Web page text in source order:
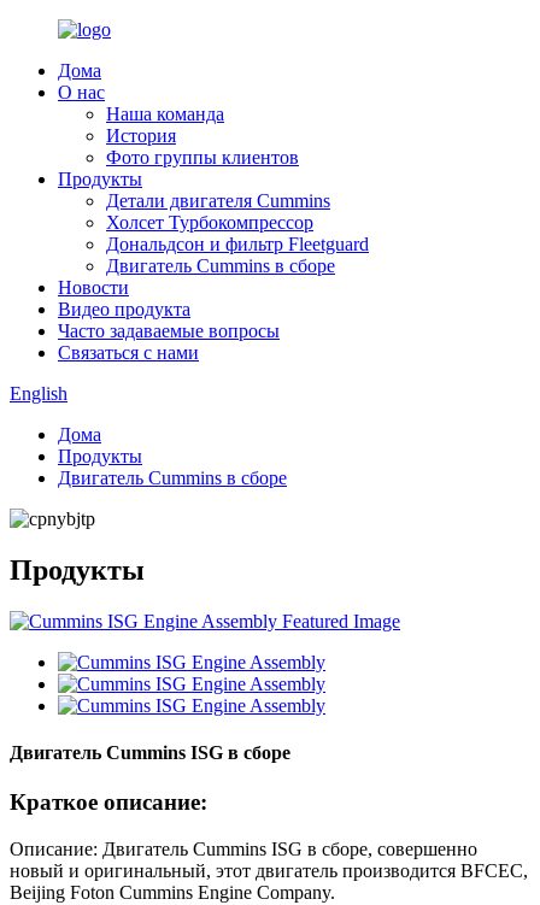
Дома
О нас
Наша команда
История
Фото группы клиентов
Продукты
Детали двигателя Cummins
Холсет Турбокомпрессор
Дональдсон и фильтр Fleetguard
Двигатель Cummins в сборе
Новости
Видео продукта
Часто задаваемые вопросы
Связаться с нами
English
Дома
Продукты
Двигатель Cummins в сборе
Продукты
Двигатель Cummins ISG в сборе
Краткое описание:
Описание: Двигатель Cummins ISG в сборе, совершенно
новый и оригинальный, этот двигатель производится BFCEC,
Beijing Foton Cummins Engine Company.